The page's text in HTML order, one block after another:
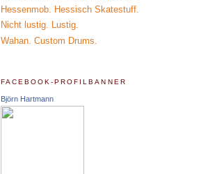
Hessenmob. Hessisch Skatestuff.
Nicht lustig. Lustig.
Wahan. Custom Drums.
FACEBOOK-PROFILBANNER
Björn Hartmann